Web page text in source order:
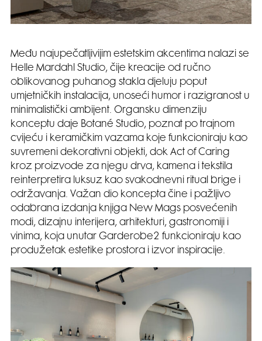
Među najupečatljivijim estetskim akcentima nalazi se
Helle Mardahl Studio, čije kreacije od ručno
oblikovanog puhanog stakla djeluju poput
umjetničkih instalacija, unoseći humor i razigranost u
minimalistički ambijent. Organsku dimenziju
konceptu daje Botané Studio, poznat po trajnom
cvijeću i keramičkim vazama koje funkcioniraju kao
suvremeni dekorativni objekti, dok Act of Caring
kroz proizvode za njegu drva, kamena i tekstila
reinterpretira luksuz kao svakodnevni ritual brige i
održavanja. Važan dio koncepta čine i pažljivo
odabrana izdanja knjiga New Mags posvećenih
modi, dizajnu interijera, arhitekturi, gastronomiji i
vinima, koja unutar Garderobe2 funkcioniraju kao
produžetak estetike prostora i izvor inspiracije.